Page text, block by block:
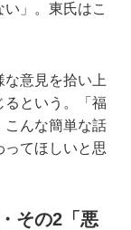
」。東氏はこ
意見を拾い上
るという。「福
こんな簡単な話
ってほしいと思
その2「悪